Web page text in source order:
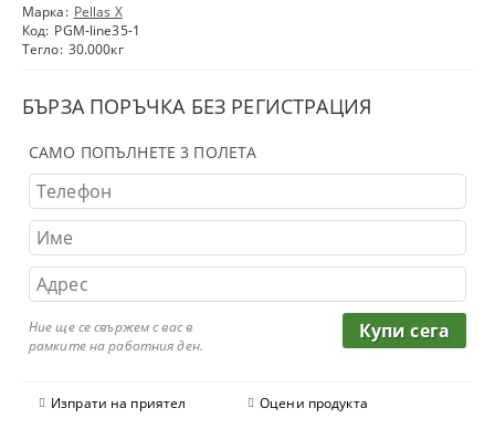
Марка: Pellas X
Код: PGM-line35-1
Тегло: 30.000кг
БЪРЗА ПОРЪЧКА БЕЗ РЕГИСТРАЦИЯ
САМО ПОПЪЛНЕТЕ 3 ПОЛЕТА
Ние ще се свържем с вас в
рамките на работния ден.
Изпрати на приятел Оцени продукта